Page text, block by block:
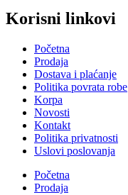
Korisni linkovi
Početna
Prodaja
Dostava i plaćanje
Politika povrata robe
Korpa
Novosti
Kontakt
Politika privatnosti
Uslovi poslovanja
Početna
Prodaja